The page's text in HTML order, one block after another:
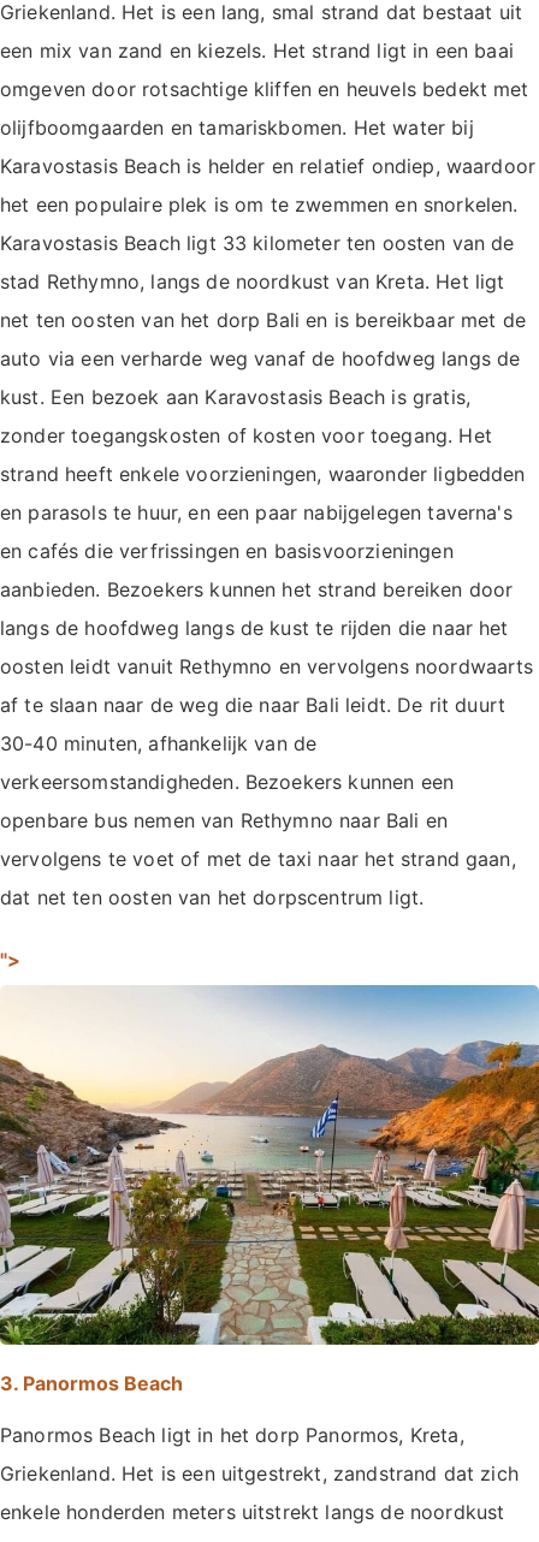
Griekenland. Het is een lang, smal strand dat bestaat uit
een mix van zand en kiezels. Het strand ligt in een baai
omgeven door rotsachtige kliffen en heuvels bedekt met
olijfboomgaarden en tamariskbomen. Het water bij
Karavostasis Beach is helder en relatief ondiep, waardoor
het een populaire plek is om te zwemmen en snorkelen.
Karavostasis Beach ligt 33 kilometer ten oosten van de
stad Rethymno, langs de noordkust van Kreta. Het ligt
net ten oosten van het dorp Bali en is bereikbaar met de
auto via een verharde weg vanaf de hoofdweg langs de
kust. Een bezoek aan Karavostasis Beach is gratis,
zonder toegangskosten of kosten voor toegang. Het
strand heeft enkele voorzieningen, waaronder ligbedden
en parasols te huur, en een paar nabijgelegen taverna's
en cafés die verfrissingen en basisvoorzieningen
aanbieden. Bezoekers kunnen het strand bereiken door
langs de hoofdweg langs de kust te rijden die naar het
oosten leidt vanuit Rethymno en vervolgens noordwaarts
af te slaan naar de weg die naar Bali leidt. De rit duurt
30-40 minuten, afhankelijk van de
verkeersomstandigheden. Bezoekers kunnen een
openbare bus nemen van Rethymno naar Bali en
vervolgens te voet of met de taxi naar het strand gaan,
dat net ten oosten van het dorpscentrum ligt.
">
3. Panormos Beach
Panormos Beach ligt in het dorp Panormos, Kreta,
Griekenland. Het is een uitgestrekt, zandstrand dat zich
enkele honderden meters uitstrekt langs de noordkust